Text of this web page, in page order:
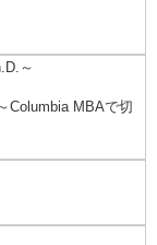
～
Columbia MBAで切